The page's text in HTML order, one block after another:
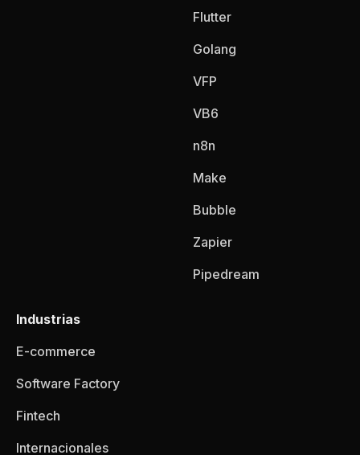
Flutter
Golang
VFP
VB6
n8n
Make
Bubble
Zapier
Pipedream
Industrias
E-commerce
Software Factory
Fintech
Internacionales